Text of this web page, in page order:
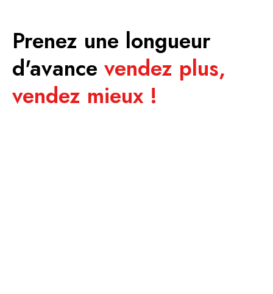
Prenez une longueur
d'avance vendez plus,
vendez mieux !